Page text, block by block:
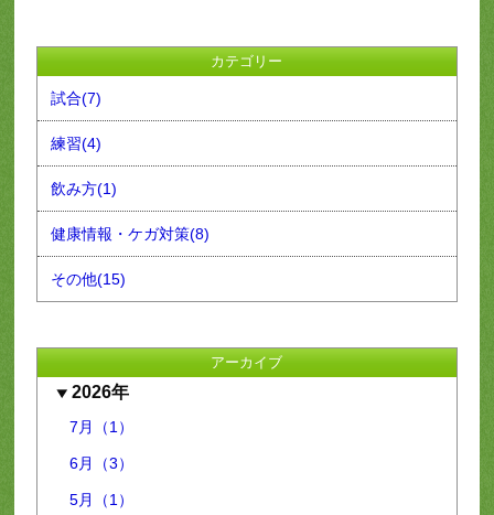
カテゴリー
試合(7)
練習(4)
飲み方(1)
健康情報・ケガ対策(8)
その他(15)
アーカイブ
2026年
7月（1）
6月（3）
5月（1）